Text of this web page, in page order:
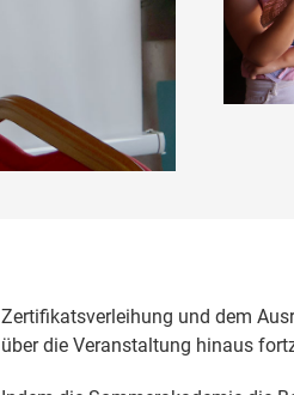
Zertifikatsverleihung und dem
über die Veranstaltung hinaus